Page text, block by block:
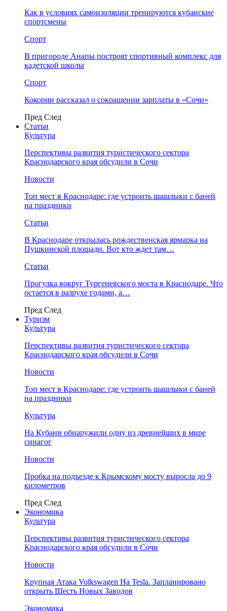
Как в условиях самоизоляции тренируются кубанские
спортсмены
Спорт
В пригороде Анапы построят спортивный комплекс для
кадетской школы
Спорт
Кокорин рассказал о сокращении зарплаты в «Сочи»
Пред След
Статьи
Культура
Перспективы развития туристического сектора
Краснодарского края обсудили в Сочи
Новости
Топ мест в Краснодаре: где устроить шашлыки с баней
на праздники
Статьи
В Краснодаре открылась рождественская ярмарка на
Пушкинской площади. Вот кто ждет там…
Статьи
Прогулка вокруг Тургеневского моста в Краснодаре. Что
остается в разрухе годами, а…
Пред След
Туризм
Культура
Перспективы развития туристического сектора
Краснодарского края обсудили в Сочи
Новости
Топ мест в Краснодаре: где устроить шашлыки с баней
на праздники
Культура
На Кубани обнаружили одну из древнейших в мире
синагог
Новости
Пробка на подъезде к Крымскому мосту выросла до 9
километров
Пред След
Экономика
Культура
Перспективы развития туристического сектора
Краснодарского края обсудили в Сочи
Новости
Крупная Атака Volkswagen На Tesla. Запланировано
открыть Шесть Новых Заводов
Экономика